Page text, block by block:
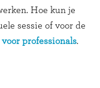
Hoe kun je
sessie of voor de
professionals.